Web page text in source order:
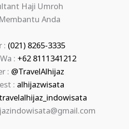
Haji Umroh
Anda
: (021) 8265-3335
: +62 8111341212
: @TravelAlhijaz
: alhijazwisata